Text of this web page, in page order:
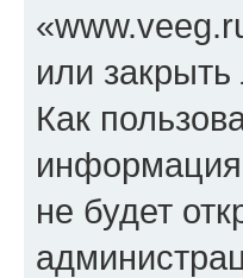
или
Как
информация
не будет